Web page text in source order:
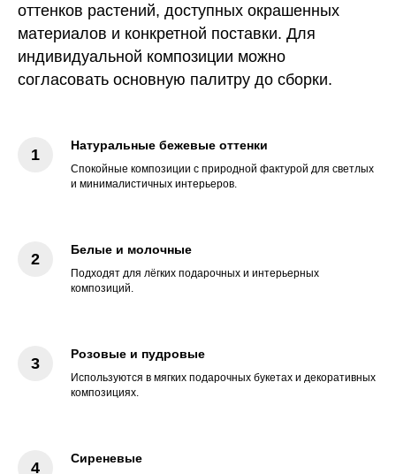
оттенков растений, доступных окрашенных
материалов и конкретной поставки. Для
индивидуальной композиции можно
согласовать основную палитру до сборки.
Натуральные бежевые оттенки
Спокойные композиции с природной фактурой для светлых
и минималистичных интерьеров.
Белые и молочные
Подходят для лёгких подарочных и интерьерных
композиций.
Розовые и пудровые
Используются в мягких подарочных букетах и декоративных
композициях.
Сиреневые